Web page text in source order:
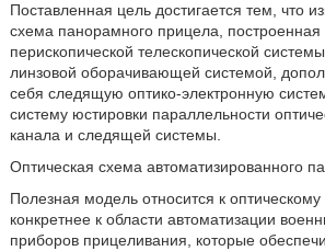
Поставленная цель достигается тем, что
схема панорамного прицела, построенная
перископической телескопической
линзовой оборачивающей системой,
себя следящую оптико-электронную
систему юстировки параллельности
канала и следящей системы.
Оптическая схема автоматизированного
Полезная модель относится к
конкретнее к области автоматизации
приборов прицеливания, которые